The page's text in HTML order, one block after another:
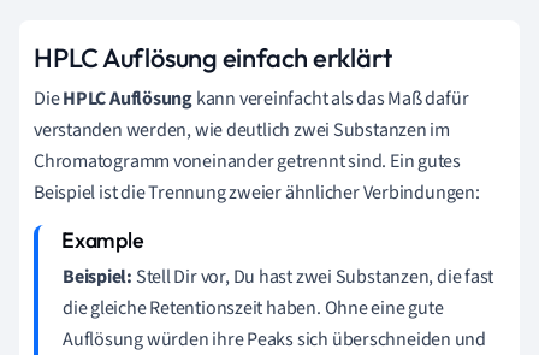
HPLC Auflösung einfach erklärt
DieHPLC Auflösungkann vereinfacht als das Maß dafür
verstanden werden, wie deutlich zwei Substanzen im
Chromatogramm voneinander getrennt sind. Ein gutes
Beispiel ist die Trennung zweier ähnlicher Verbindungen:
Beispiel: Stell Dir vor, Du hast zwei Substanzen, die fast
die gleiche Retentionszeit haben. Ohne eine gute
Auflösung würden ihre Peaks sich überschneiden und